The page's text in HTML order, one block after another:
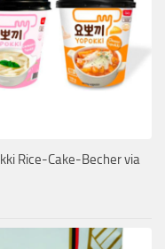
Rice-Cake-Becher via